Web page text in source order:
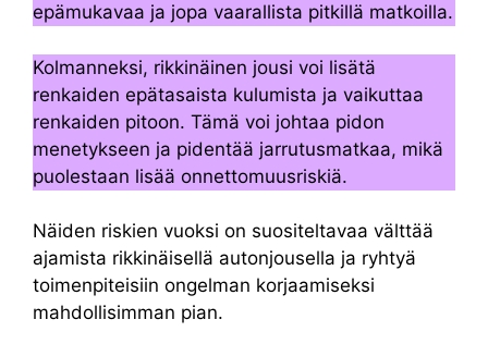
epämukavaa ja jopa vaarallista pitkillä matkoilla.
Kolmanneksi, rikkinäinen jousi voi lisätä
renkaiden epätasaista kulumista ja vaikuttaa
renkaiden pitoon. Tämä voi johtaa pidon
menetykseen ja pidentää jarrutusmatkaa, mikä
puolestaan ​​lisää onnettomuusriskiä.
Näiden riskien vuoksi on suositeltavaa välttää
ajamista rikkinäisellä autonjousella ja ryhtyä
toimenpiteisiin ongelman korjaamiseksi
mahdollisimman pian.